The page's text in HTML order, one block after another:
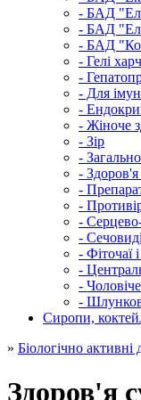
- БАД
- БАД
- БАД
- Гелі
-
- Для
-
- Жіноче
- Зір
-
- Здоров'я
-
-
-
-
- Фіточаї
-
-
-
Сиропи,
» Біологічно активні
Здоров'я